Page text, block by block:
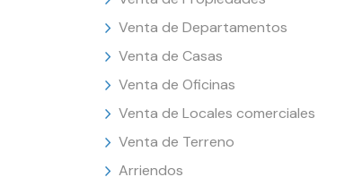
Venta de Departamentos
Venta de Casas
Venta de Oficinas
Venta de Locales comerciales
Venta de Terreno
Arriendos